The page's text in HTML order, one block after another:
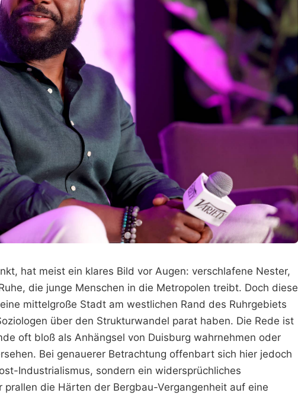
hat meist ein klares Bild vor Augen: verschlafene Nester,
die junge Menschen in die Metropolen treibt. Doch diese
mittelgroße Stadt am westlichen Rand des Ruhrgebiets
über den Strukturwandel parat haben. Die Rede ist
oft bloß als Anhängsel von Duisburg wahrnehmen oder
Bei genauerer Betrachtung offenbart sich hier jedoch
Industrialismus, sondern ein widersprüchliches
die Härten der Bergbau-Vergangenheit auf eine